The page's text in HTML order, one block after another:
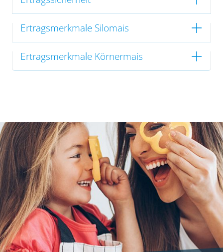
Ertragsmerkmale Silomais
Ertragsmerkmale Körnermais